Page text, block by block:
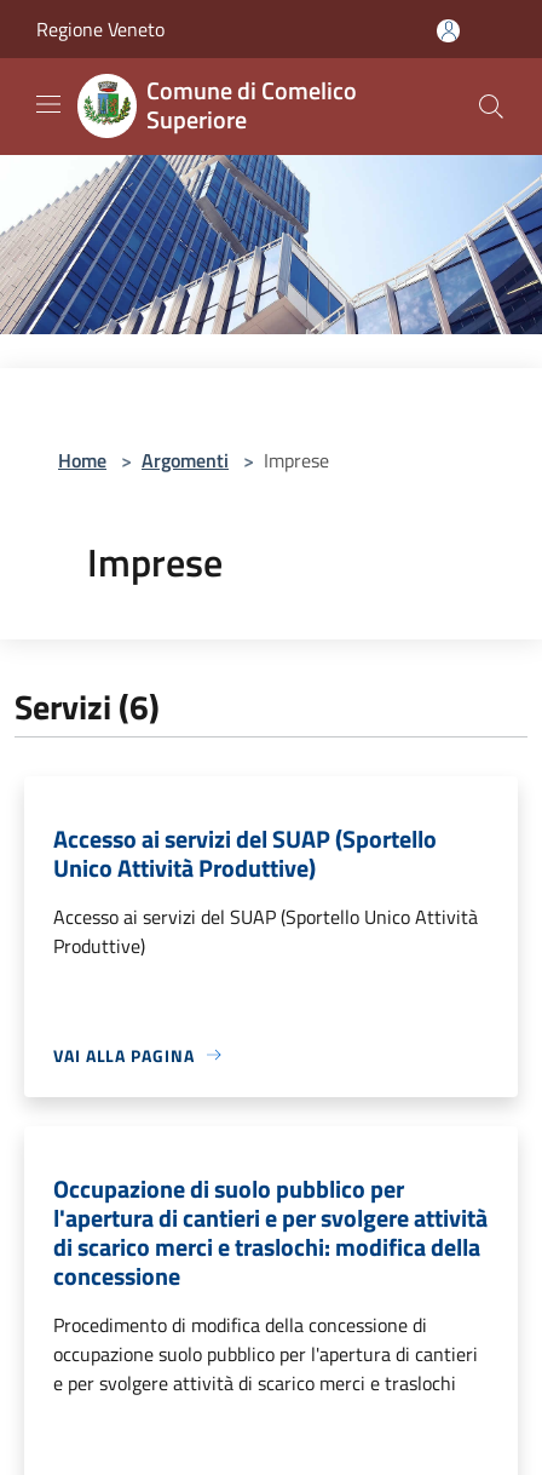
Regione Veneto
Comune di Comelico
Superiore
Home > Argomenti > Imprese
Imprese
Servizi (6)
Accesso ai servizi del SUAP (Sportello
Unico Attività Produttive)
Accesso ai servizi del SUAP (Sportello Unico Attività
Produttive)
VAI ALLA PAGINA
Occupazione di suolo pubblico per
l'apertura di cantieri e per svolgere attività
di scarico merci e traslochi: modifica della
concessione
Procedimento di modifica della concessione di
occupazione suolo pubblico per l'apertura di cantieri
e per svolgere attività di scarico merci e traslochi